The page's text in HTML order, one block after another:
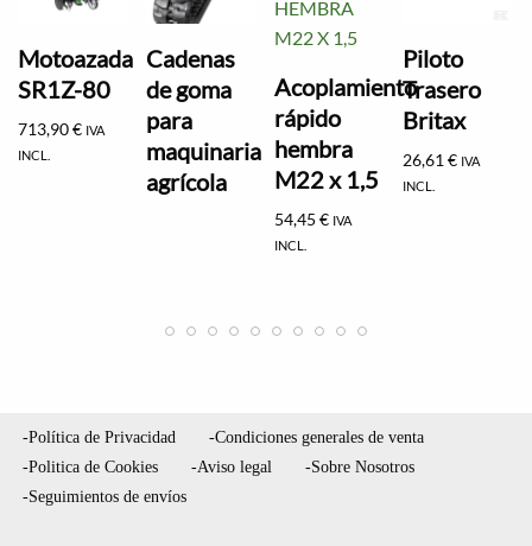
Motoazada
SR1Z-80
713,90€ IVA
INCL.
Cadenas
de goma
para
maquinaria
agrícola
Acoplamiento
rápido
hembra
M22 x 1,5
54,45€ IVA
INCL.
Piloto
Trasero
Britax
26,61€ IVA
INCL.
-Política de Privacidad
-Condiciones generales de venta
-Politica de Cookies
-Aviso legal
-Sobre Nosotros
-Seguimientos de envíos